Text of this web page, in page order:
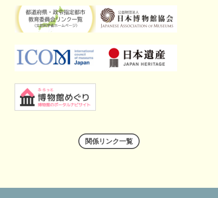
関係リンク一覧